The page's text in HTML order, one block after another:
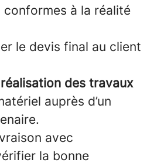
conformes à la réalité
le devis final au client
des travaux
auprès d’un
avec
la bonne